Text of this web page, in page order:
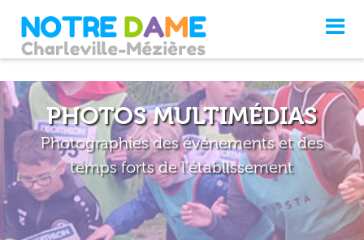
PHOTOS MULTIMÉDIAS
Photographies des événements et des
temps forts de l'établissement